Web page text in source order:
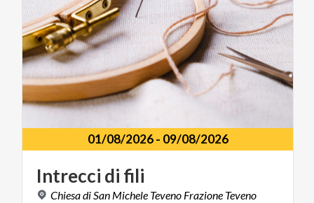
01/08/2026- 09/08/2026
Intrecci di fili
ChiesadiSan Michele Teveno Frazione Teveno